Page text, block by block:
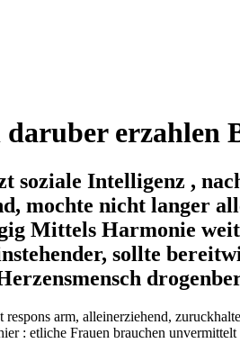
daruber erzahlen
soziale Intelligenz ,
mochte nicht langer
Mittels Harmonie
sollte
arm, alleinerziehend,
: etliche Frauen brauchen